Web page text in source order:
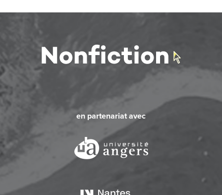
en partenariat avec